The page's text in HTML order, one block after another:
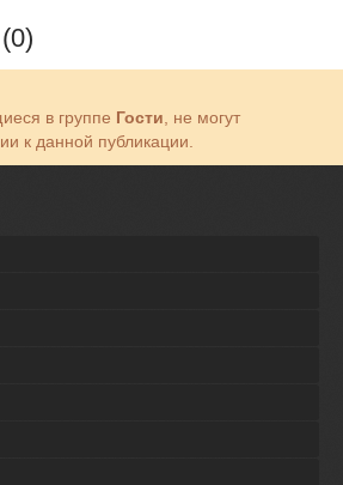
в группе Гости , не могут
к данной публикации.